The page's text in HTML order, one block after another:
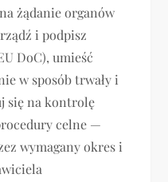
żądanie organów
i podpisz
DoC), umieść
w sposób trwały i
się na kontrolę
celne —
wymagany okres i